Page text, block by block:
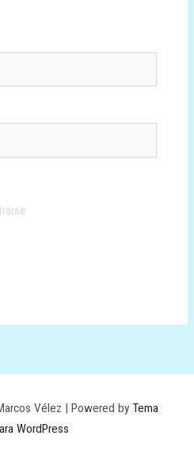
Vélez | Powered by Tema
WordPress